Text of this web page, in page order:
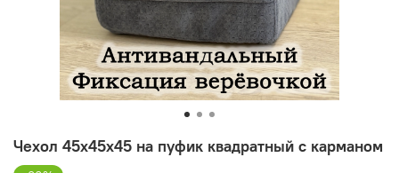
Чехол 45х45х45 на пуфик квадратный с карманом